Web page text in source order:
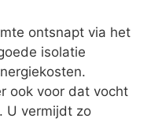
ontsnapt via het
isolatie
ook voor dat vocht
U vermijdt zo